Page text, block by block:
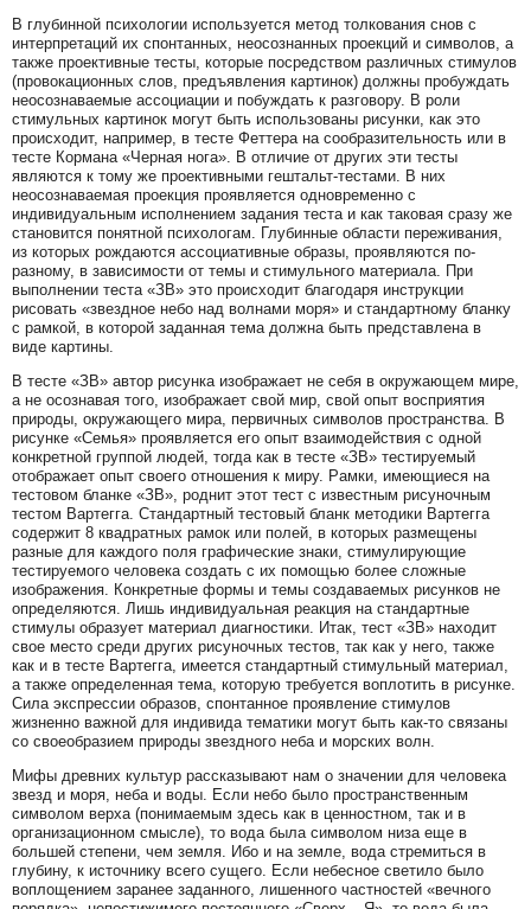
В глубинной психологии используется метод толкования снов с
интерпретаций их спонтанных, неосознанных проекций и символов, а
также проективные тесты, которые посредством различных стимулов
(провокационных слов, предъявления картинок) должны пробуждать
неосознаваемые ассоциации и побуждать к разговору. В роли
стимульных картинок могут быть использованы рисунки, как это
происходит, например, в тесте Феттера на сообразительность или в
тесте Кормана «Черная нога». В отличие от других эти тесты
являются к тому же проективными гештальт-тестами. В них
неосознаваемая проекция проявляется одновременно с
индивидуальным исполнением задания теста и как таковая сразу же
становится понятной психологам. Глубинные области переживания,
из которых рождаются ассоциативные образы, проявляются по-
разному, в зависимости от темы и стимульного материала. При
выполнении теста «ЗВ» это происходит благодаря инструкции
рисовать «звездное небо над волнами моря» и стандартному бланку
с рамкой, в которой заданная тема должна быть представлена в
виде картины.
В тесте «ЗВ» автор рисунка изображает не себя в окружающем мире,
а не осознавая того, изображает свой мир, свой опыт восприятия
природы, окружающего мира, первичных символов пространства. В
рисунке «Семья» проявляется его опыт взаимодействия с одной
конкретной группой людей, тогда как в тесте «ЗВ» тестируемый
отображает опыт своего отношения к миру. Рамки, имеющиеся на
тестовом бланке «ЗВ», роднит этот тест с известным рисуночным
тестом Вартегга. Стандартный тестовый бланк методики Вартегга
содержит 8 квадратных рамок или полей, в которых размещены
разные для каждого поля графические знаки, стимулирующие
тестируемого человека создать с их помощью более сложные
изображения. Конкретные формы и темы создаваемых рисунков не
определяются. Лишь индивидуальная реакция на стандартные
стимулы образует материал диагностики. Итак, тест «ЗВ» находит
свое место среди других рисуночных тестов, так как у него, также
как и в тесте Вартегга, имеется стандартный стимульный материал,
а также определенная тема, которую требуется воплотить в рисунке.
Сила экспрессии образов, спонтанное проявление стимулов
жизненно важной для индивида тематики могут быть как-то связаны
со своеобразием природы звездного неба и морских волн.
Мифы древних культур рассказывают нам о значении для человека
звезд и моря, неба и воды. Если небо было пространственным
символом верха (понимаемым здесь как в ценностном, так и в
организационном смысле), то вода была символом низа еще в
большей степени, чем земля. Ибо и на земле, вода стремиться в
глубину, к источнику всего сущего. Если небесное светило было
воплощением заранее заданного, лишенного частностей «вечного